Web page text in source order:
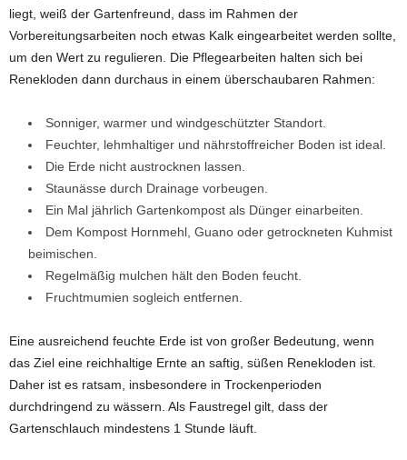
liegt, weiß der Gartenfreund, dass im Rahmen der
Vorbereitungsarbeiten noch etwas Kalk eingearbeitet werden sollte,
um den Wert zu regulieren. Die Pflegearbeiten halten sich bei
Renekloden dann durchaus in einem überschaubaren Rahmen:
Sonniger, warmer und windgeschützter Standort.
Feuchter, lehmhaltiger und nährstoffreicher Boden ist ideal.
Die Erde nicht austrocknen lassen.
Staunässe durch Drainage vorbeugen.
Ein Mal jährlich Gartenkompost als Dünger einarbeiten.
Dem Kompost Hornmehl, Guano oder getrockneten Kuhmist
beimischen.
Regelmäßig mulchen hält den Boden feucht.
Fruchtmumien sogleich entfernen.
Eine ausreichend feuchte Erde ist von großer Bedeutung, wenn
das Ziel eine reichhaltige Ernte an saftig, süßen Renekloden ist.
Daher ist es ratsam, insbesondere in Trockenperioden
durchdringend zu wässern. Als Faustregel gilt, dass der
Gartenschlauch mindestens 1 Stunde läuft.